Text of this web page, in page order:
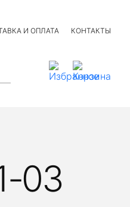
И ОПЛАТА КОНТАКТЫ
03